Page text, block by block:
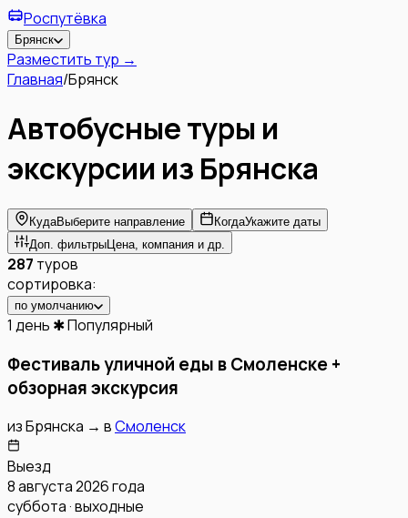
Роспутёвка
Брянск
Разместить тур →
Главная/Брянск
Автобусные туры и
экскурсии из Брянска
КудаВыберите направление КогдаУкажите даты
Доп. фильтры Цена, компания и др.
287 туров
сортировка:
по умолчанию
1 день ✱ Популярный
Фестиваль уличной еды в Смоленске +
обзорная экскурсия
изБрянска → вСмоленск
Выезд
8 августа 2026 года
суббота · выходные